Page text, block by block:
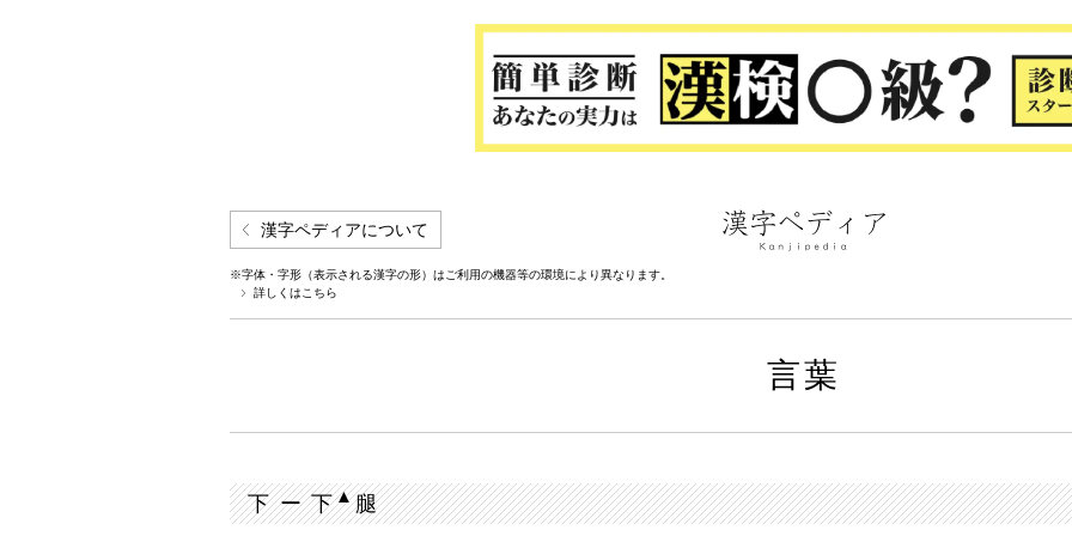
漢字ペディアについて
※字体・字形（表示される漢字の形）はご利用の機器等の環境により異なります。
詳しくはこちら
言葉
下 ー 下▲腿